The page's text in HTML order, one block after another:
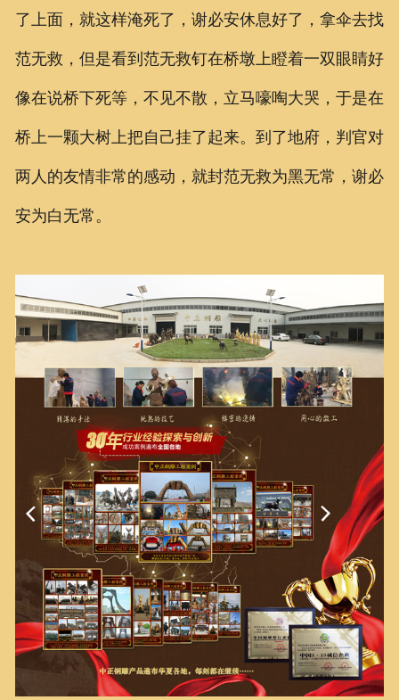
了上面，就这样淹死了，谢必安休息好了，拿伞去找
范无救，但是看到范无救钉在桥墩上瞪着一双眼睛好
像在说桥下死等，不见不散，立马嚎啕大哭，于是在
桥上一颗大树上把自己挂了起来。到了地府，判官对
两人的友情非常的感动，就封范无救为黑无常，谢必
安为白无常。